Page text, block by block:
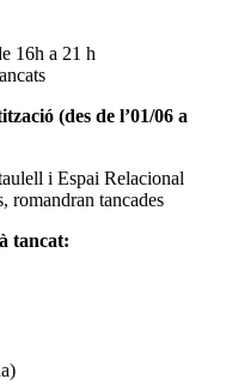
16h a 21 h
(des de l’01/06 a
i Espai Relacional
romandran tancades
tancat: